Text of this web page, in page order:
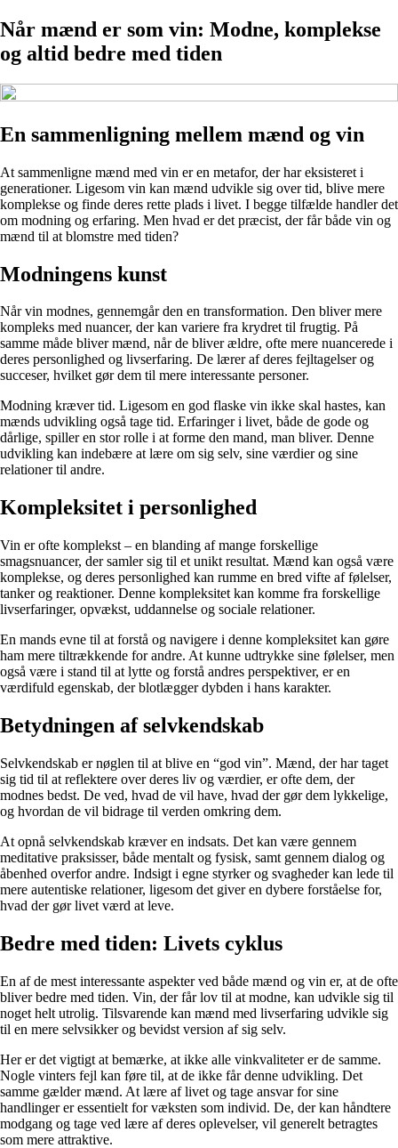
Når mænd er som vin: Modne, komplekse
og altid bedre med tiden
En sammenligning mellem mænd og vin
At sammenligne mænd med vin er en metafor, der har eksisteret i
generationer. Ligesom vin kan mænd udvikle sig over tid, blive mere
komplekse og finde deres rette plads i livet. I begge tilfælde handler det
om modning og erfaring. Men hvad er det præcist, der får både vin og
mænd til at blomstre med tiden?
Modningens kunst
Når vin modnes, gennemgår den en transformation. Den bliver mere
kompleks med nuancer, der kan variere fra krydret til frugtig. På
samme måde bliver mænd, når de bliver ældre, ofte mere nuancerede i
deres personlighed og livserfaring. De lærer af deres fejltagelser og
succeser, hvilket gør dem til mere interessante personer.
Modning kræver tid. Ligesom en god flaske vin ikke skal hastes, kan
mænds udvikling også tage tid. Erfaringer i livet, både de gode og
dårlige, spiller en stor rolle i at forme den mand, man bliver. Denne
udvikling kan indebære at lære om sig selv, sine værdier og sine
relationer til andre.
Kompleksitet i personlighed
Vin er ofte komplekst – en blanding af mange forskellige
smagsnuancer, der samler sig til et unikt resultat. Mænd kan også være
komplekse, og deres personlighed kan rumme en bred vifte af følelser,
tanker og reaktioner. Denne kompleksitet kan komme fra forskellige
livserfaringer, opvækst, uddannelse og sociale relationer.
En mands evne til at forstå og navigere i denne kompleksitet kan gøre
ham mere tiltrækkende for andre. At kunne udtrykke sine følelser, men
også være i stand til at lytte og forstå andres perspektiver, er en
værdifuld egenskab, der blotlægger dybden i hans karakter.
Betydningen af selvkendskab
Selvkendskab er nøglen til at blive en “god vin”. Mænd, der har taget
sig tid til at reflektere over deres liv og værdier, er ofte dem, der
modnes bedst. De ved, hvad de vil have, hvad der gør dem lykkelige,
og hvordan de vil bidrage til verden omkring dem.
At opnå selvkendskab kræver en indsats. Det kan være gennem
meditative praksisser, både mentalt og fysisk, samt gennem dialog og
åbenhed overfor andre. Indsigt i egne styrker og svagheder kan lede til
mere autentiske relationer, ligesom det giver en dybere forståelse for,
hvad der gør livet værd at leve.
Bedre med tiden: Livets cyklus
En af de mest interessante aspekter ved både mænd og vin er, at de ofte
bliver bedre med tiden. Vin, der får lov til at modne, kan udvikle sig til
noget helt utrolig. Tilsvarende kan mænd med livserfaring udvikle sig
til en mere selvsikker og bevidst version af sig selv.
Her er det vigtigt at bemærke, at ikke alle vinkvaliteter er de samme.
Nogle vinters fejl kan føre til, at de ikke får denne udvikling. Det
samme gælder mænd. At lære af livet og tage ansvar for sine
handlinger er essentielt for væksten som individ. De, der kan håndtere
modgang og tage ved lære af deres oplevelser, vil generelt betragtes
som mere attraktive.